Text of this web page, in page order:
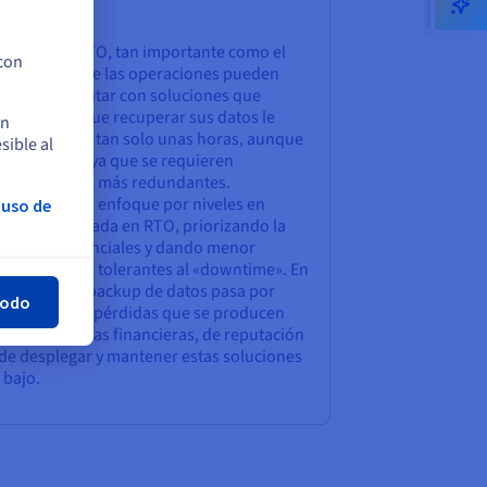
o RTO, tan importante como el
con la que las operaciones pueden
datos. Contar con soluciones que
de tener que recuperar sus datos le
normal en tan solo unas horas, aunque
elevado, ya que se requieren
más redundantes.
adoptar un enfoque por niveles en
datos basada en RTO, priorizando la
esenciales y dando menor
son más tolerantes al «downtime». En
de backup de datos pasa por
entre las pérdidas que se producen
(pérdidas financieras, de reputación
desplegar y mantener estas soluciones
bajo.
al
de